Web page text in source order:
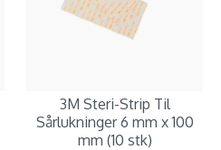
3M Steri-Strip Til
Sårlukninger 6 mm x 100
mm (10 stk)